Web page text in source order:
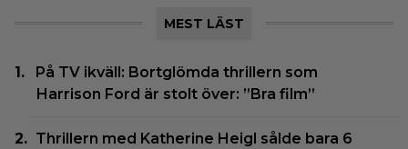
MEST LÄST
På TV ikväll: Bortglömda thrillern som
Harrison Ford är stolt över: ”Bra film”
Thrillern med Katherine Heigl sålde bara 6